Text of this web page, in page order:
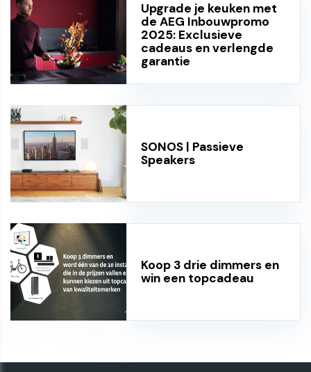
Upgrade je keuken met
de AEG Inbouwpromo
2025: Exclusieve
cadeaus en verlengde
garantie
SONOS | Passieve
Speakers
Koop 3 drie dimmers en
win een topcadeau